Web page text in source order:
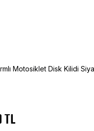
Motosiklet Disk Kilidi